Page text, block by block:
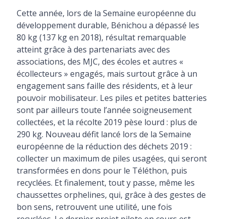
Cette année, lors de la Semaine européenne du
développement durable, Bénichou a dépassé les
80 kg (137 kg en 2018), résultat remarquable
atteint grâce à des partenariats avec des
associations, des MJC, des écoles et autres «
écollecteurs » engagés, mais surtout grâce à un
engagement sans faille des résidents, et à leur
pouvoir mobilisateur. Les piles et petites batteries
sont par ailleurs toute l’année soigneusement
collectées, et la récolte 2019 pèse lourd : plus de
290 kg. Nouveau défit lancé lors de la Semaine
européenne de la réduction des déchets 2019 :
collecter un maximum de piles usagées, qui seront
transformées en dons pour le Téléthon, puis
recyclées. Et finalement, tout y passe, même les
chaussettes orphelines, qui, grâce à des gestes de
bon sens, retrouvent une utilité, une fois